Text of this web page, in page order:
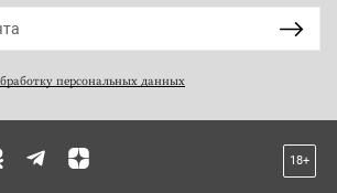
персональных данных
18+